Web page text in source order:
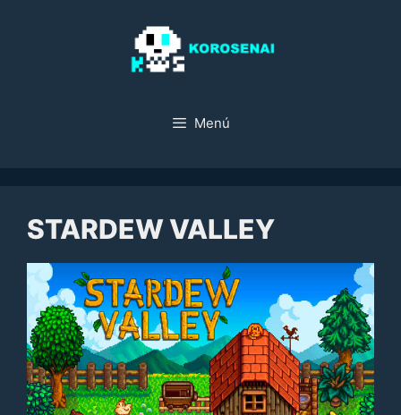
Menú
STARDEW VALLEY